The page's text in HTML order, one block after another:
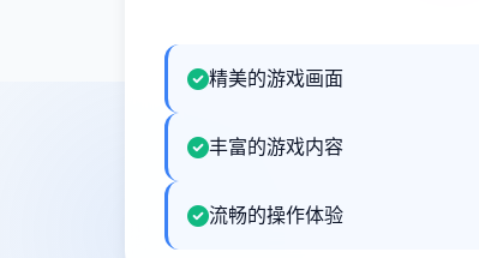
精美的游戏画面
丰富的游戏内容
流畅的操作体验